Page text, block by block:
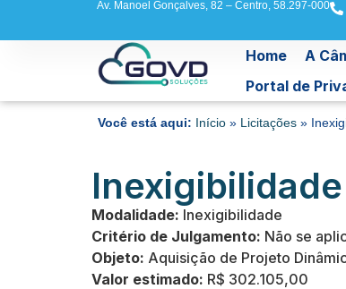
Av. Manoel Gonçalves, 82 – Centro, 58.297-000
Home A
Portal de
Você está aqui: Início » Licitações »
Modalidade: Inexigibilidade
Critério de Julgamento: Não se
Objeto: Aquisição de Projeto
Valor estimado: R$ 302.105,00